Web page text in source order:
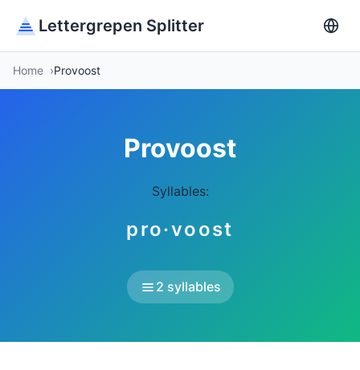
Lettergrepen Splitter
Home Provoost
Provoost
Syllables:
pro·voost
2 syllables